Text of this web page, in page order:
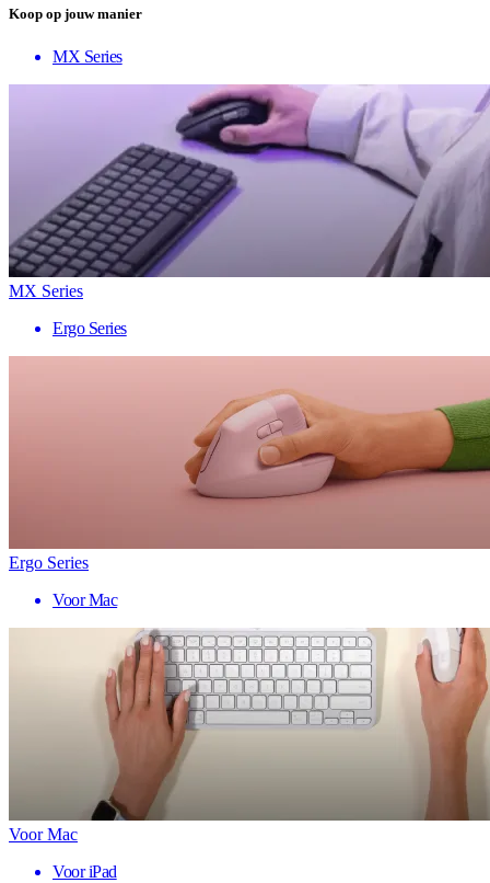
Koop op jouw manier
MX Series
MX Series
Ergo Series
Ergo Series
Voor Mac
Voor Mac
Voor iPad